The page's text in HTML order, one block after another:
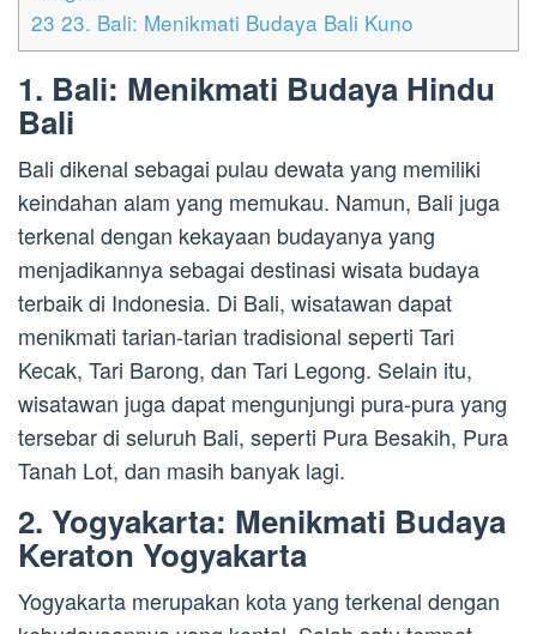
23 23. Bali: Menikmati Budaya Bali Kuno
1. Bali: Menikmati Budaya Hindu
Bali
Bali dikenal sebagai pulau dewata yang memiliki
keindahan alam yang memukau. Namun, Bali juga
terkenal dengan kekayaan budayanya yang
menjadikannya sebagai destinasi wisata budaya
terbaik di Indonesia. Di Bali, wisatawan dapat
menikmati tarian-tarian tradisional seperti Tari
Kecak, Tari Barong, dan Tari Legong. Selain itu,
wisatawan juga dapat mengunjungi pura-pura yang
tersebar di seluruh Bali, seperti Pura Besakih, Pura
Tanah Lot, dan masih banyak lagi.
2. Yogyakarta: Menikmati Budaya
Keraton Yogyakarta
Yogyakarta merupakan kota yang terkenal dengan